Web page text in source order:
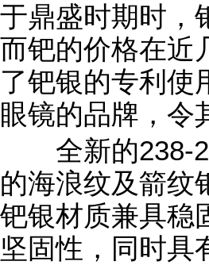
于鼎盛时期时，
而钯的价格在近
了钯银的专利使
眼镜的品牌，令
全新的238-
的海浪纹及箭纹
钯银材质兼具稳
坚固性，同时具